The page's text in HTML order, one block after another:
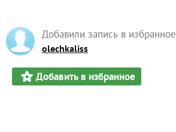
Добавили запись в избранное
olechkaliss
Добавить в избранное